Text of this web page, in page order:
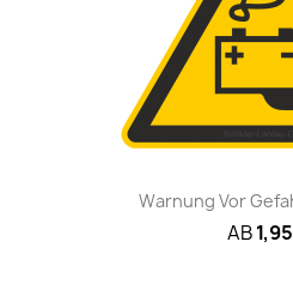
Warnung Vor
AB